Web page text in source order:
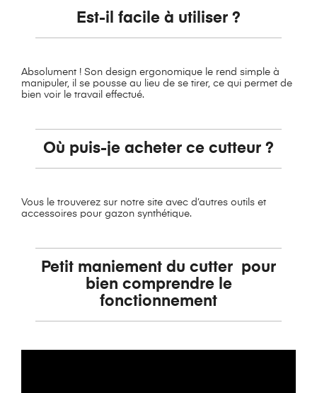
Est-il facile à utiliser ?
Absolument ! Son design ergonomique le rend simple à
manipuler, il se pousse au lieu de se tirer, ce qui permet de
bien voir le travail effectué.
Où puis-je acheter ce cutteur ?
Vous le trouverez sur notre site avec d’autres outils et
accessoires pour gazon synthétique.
Petit maniement du cutter pour
bien comprendre le
fonctionnement